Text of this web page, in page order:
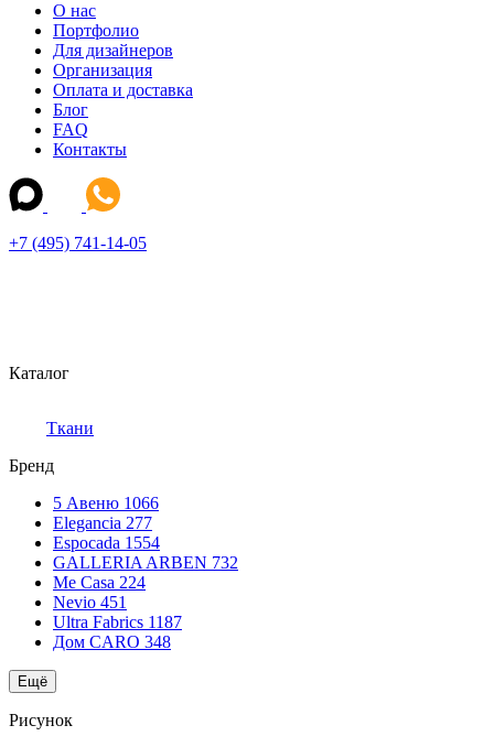
О нас
Портфолио
Для дизайнеров
Организация
Оплата и доставка
Блог
FAQ
Контакты
+7 (495) 741-14-05
Каталог
Ткани
Бренд
5 Авеню 1066
Elegancia 277
Espocada 1554
GALLERIA ARBEN 732
Me Casa 224
Nevio 451
Ultra Fabrics 1187
Дом CARO 348
Ещё
Рисунок